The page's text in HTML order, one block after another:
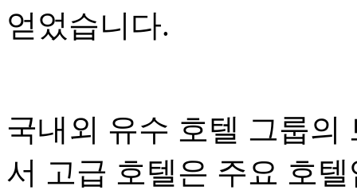
얻었습니다.
국내외 유수 호텔 그룹의
서 고급 호텔은 주요 호